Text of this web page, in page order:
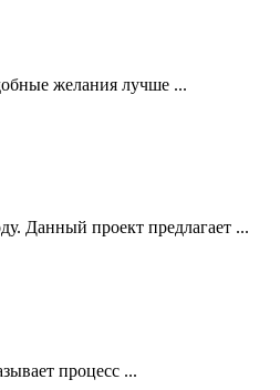
желания лучше ...
Данный проект предлагает ...
процесс ...